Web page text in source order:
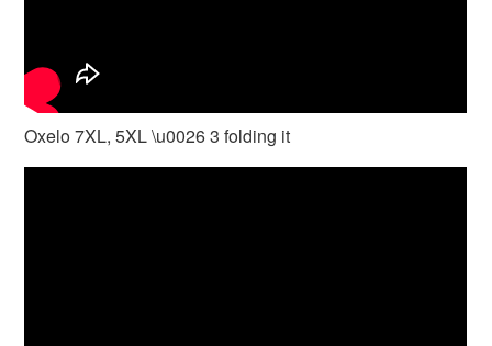
Oxelo 7XL, 5XL \u0026 3 folding it